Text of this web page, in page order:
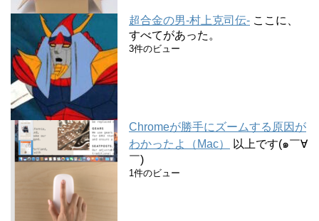
超合金の男-村上克司伝- ここに、
すべてがあった。
3件のビュー
Chromeが勝手にズームする原因が
わかったよ（Mac）
以上です(๑￣∀
￣)
1件のビュー